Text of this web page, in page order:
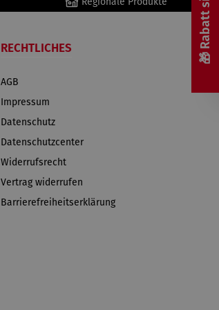
RECHTLICHES
AGB
Impressum
Datenschutz
Datenschutzcenter
Widerrufsrecht
Vertrag widerrufen
Barrierefreiheitserklärung